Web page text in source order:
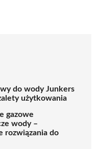
do wody Junkers
użytkowania
gazowe
wody –
rozwiązania do